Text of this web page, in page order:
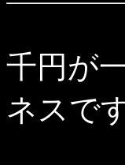
千円が
ネスで